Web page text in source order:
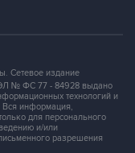
Сетевое издание
ЭЛ № ФС 77 - 84928 выдано
технологий и
Вся информация,
для персонального
и/или
разрешения